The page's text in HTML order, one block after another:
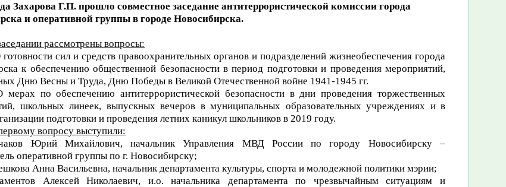
Захарова Г.П. прошло совместное заседание антитеррористической комиссии города
и оперативной группы в городе Новосибирска.
рассмотрены вопросы:
сил и средств правоохранительных органов и подразделений жизнеобеспечения города
к обеспечению общественной безопасности в период подготовки и проведения мероприятий,
Дню Весны и Труда, Дню Победы в Великой Отечественной войне 1941-1945 гг.
по обеспечению антитеррористической безопасности в дни проведения торжественных
школьных линеек, выпускных вечеров в муниципальных образовательных учреждениях и в
подготовки и проведения летних каникул школьников в 2019 году.
вопросу выступили:
Юрий Михайлович, начальник Управления МВД России по городу Новосибирску –
оперативной группы по г. Новосибирску;
Анна Васильевна, начальник департамента культуры, спорта и молодежной политики мэрии;
Алексей Николаевич, и.о. начальника департамента по чрезвычайным ситуациям и